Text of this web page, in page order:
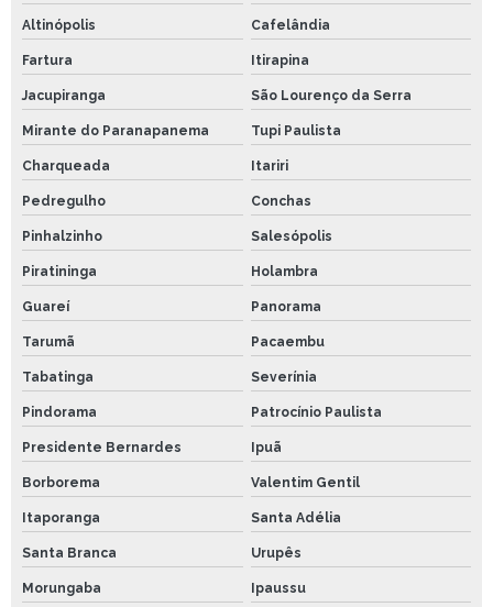
Altinópolis Cafelândia
Fartura Itirapina
Jacupiranga São Lourenço da Serra
Mirante do Paranapanema Tupi Paulista
Charqueada Itariri
Pedregulho Conchas
Pinhalzinho Salesópolis
Piratininga Holambra
Guareí Panorama
Tarumã Pacaembu
Tabatinga Severínia
Pindorama Patrocínio Paulista
Presidente Bernardes Ipuã
Borborema Valentim Gentil
Itaporanga Santa Adélia
Santa Branca Urupês
Morungaba Ipaussu